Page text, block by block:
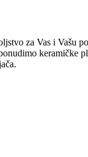
za Vas i
keramičke